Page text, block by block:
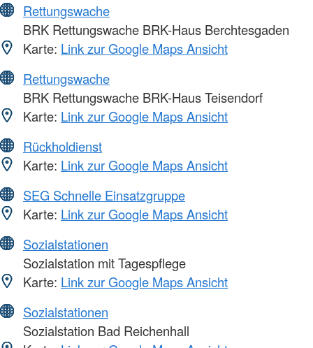
Rettungswache
BRK Rettungswache BRK-Haus Berchtesgaden
Karte: Link zur Google Maps Ansicht
Rettungswache
BRK Rettungswache BRK-Haus Teisendorf
Karte: Link zur Google Maps Ansicht
Rückholdienst
Karte: Link zur Google Maps Ansicht
SEG Schnelle Einsatzgruppe
Karte: Link zur Google Maps Ansicht
Sozialstationen
Sozialstation mit Tagespflege
Karte: Link zur Google Maps Ansicht
Sozialstationen
Sozialstation Bad Reichenhall